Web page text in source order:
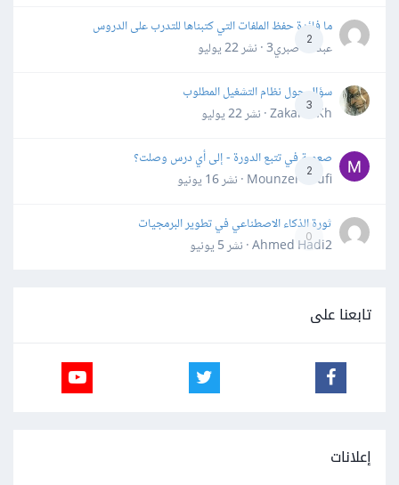
2
ما فائدة حفظ الملفات التي كتبناها للتدرب على الدروس
عبدالله صبري3 · نشر
22 يوليو
3
سؤال حول نظام التشغيل المطلوب
Zakaria Kh · نشر
22 يوليو
2
صعوبة في تتبع الدورة - إلى أي درس وصلت؟
Mounzer Soufi · نشر
16 يونيو
0
ثورة الذكاء الاصطناعي في تطوير البرمجيات
Ahmed Hadi2 · نشر
5 يونيو
تابعنا على
إعلانات